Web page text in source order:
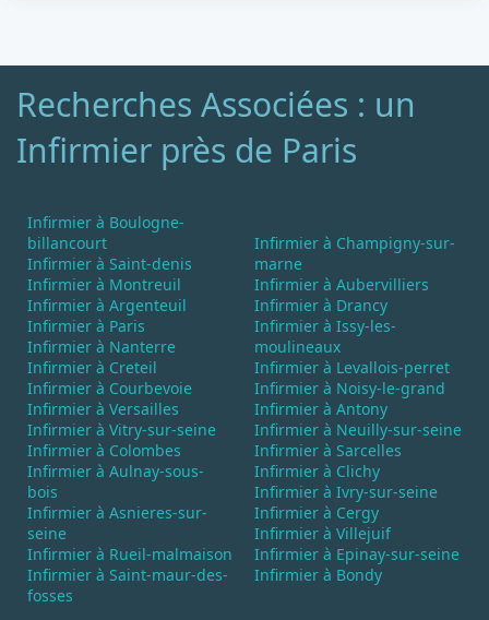
Recherches Associées : un
Infirmier près de Paris
Infirmier à Boulogne-
billancourt
Infirmier à Saint-denis
Infirmier à Montreuil
Infirmier à Argenteuil
Infirmier à Paris
Infirmier à Nanterre
Infirmier à Creteil
Infirmier à Courbevoie
Infirmier à Versailles
Infirmier à Vitry-sur-seine
Infirmier à Colombes
Infirmier à Aulnay-sous-
bois
Infirmier à Asnieres-sur-
seine
Infirmier à Rueil-malmaison
Infirmier à Saint-maur-des-
fosses
Infirmier à Champigny-sur-
marne
Infirmier à Aubervilliers
Infirmier à Drancy
Infirmier à Issy-les-
moulineaux
Infirmier à Levallois-perret
Infirmier à Noisy-le-grand
Infirmier à Antony
Infirmier à Neuilly-sur-seine
Infirmier à Sarcelles
Infirmier à Clichy
Infirmier à Ivry-sur-seine
Infirmier à Cergy
Infirmier à Villejuif
Infirmier à Epinay-sur-seine
Infirmier à Bondy